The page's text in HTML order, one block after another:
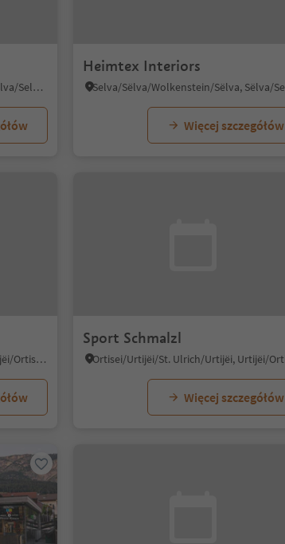
Selva/Sëlva/Wolkenstein/Sëlva, Sëlva/Selva di Val Gardena, Dolomites Region Val Gardena
Heimtex Interiors
Więcej szczegółów
Ortisei/Urtijëi/St. Ulrich/Urtijëi, Urtijëi/Ortisei, Dolomites Region Val Gardena
Sport Schmalzl
Więcej szczegółów